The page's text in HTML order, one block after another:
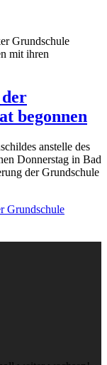
Grundschule
mit ihren
begonnen
anstelle des
Donnerstag in Bad
der Grundschule
Grundschule